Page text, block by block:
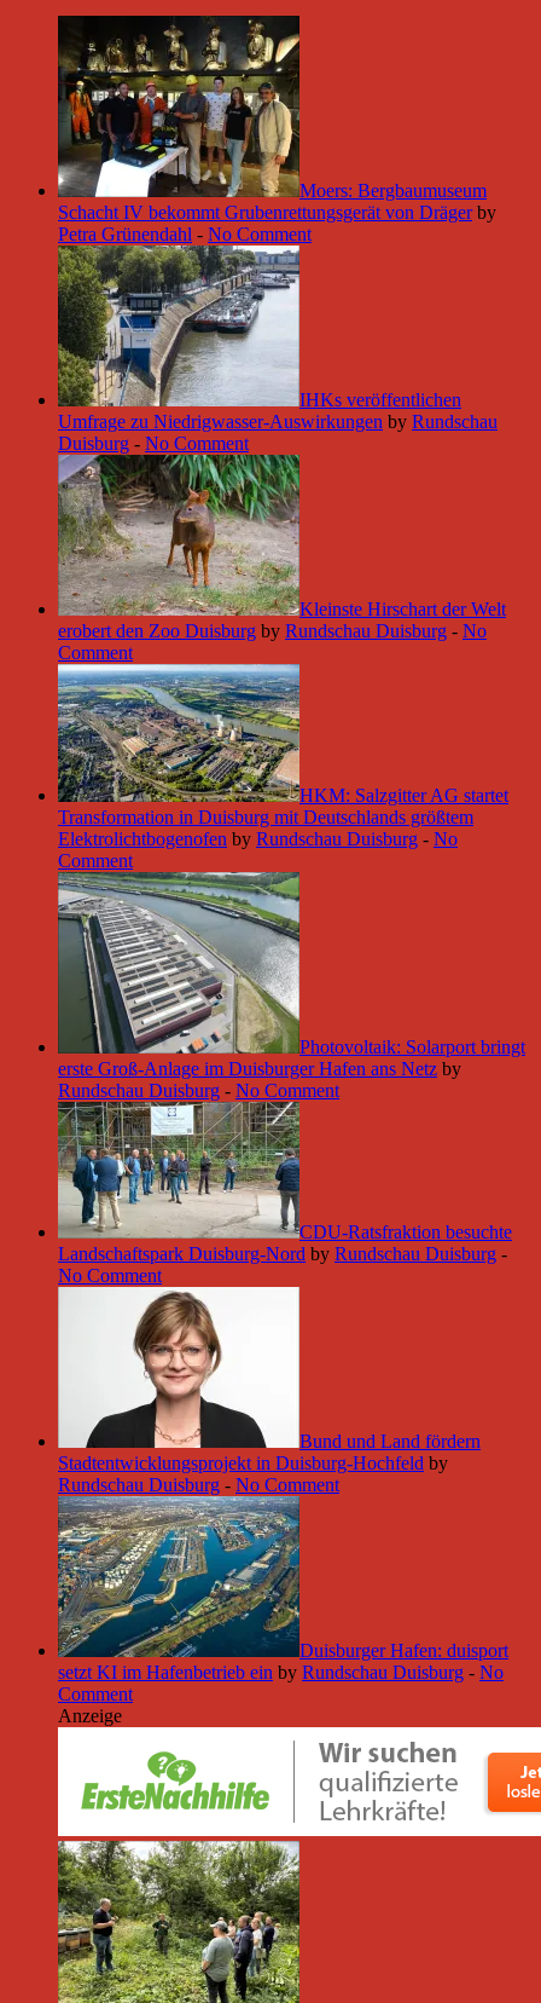
Moers: Bergbaumuseum
Schacht IV bekommt Grubenrettungsgerät von Dräger by
Petra Grünendahl - No Comment
IHKs veröffentlichen
Umfrage zu Niedrigwasser-Auswirkungen by Rundschau
Duisburg - No Comment
Kleinste Hirschart der Welt
erobert den Zoo Duisburg by Rundschau Duisburg - No
Comment
HKM: Salzgitter AG startet
Transformation in Duisburg mit Deutschlands größtem
Elektrolichtbogenofen by Rundschau Duisburg - No
Comment
Photovoltaik: Solarport bringt
erste Groß-Anlage im Duisburger Hafen ans Netz by
Rundschau Duisburg - No Comment
CDU-Ratsfraktion besuchte
Landschaftspark Duisburg-Nord by Rundschau Duisburg -
No Comment
Bund und Land fördern
Stadtentwicklungsprojekt in Duisburg-Hochfeld by
Rundschau Duisburg - No Comment
Duisburger Hafen: duisport
setzt KI im Hafenbetrieb ein by Rundschau Duisburg - No
Comment
Anzeige